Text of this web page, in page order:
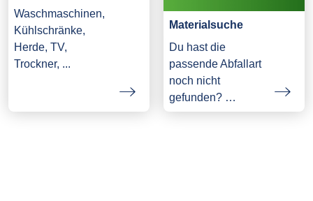
Waschmaschinen,
Kühlschränke,
Herde, TV,
Trockner, ...
Materialsuche
Du hast die
passende Abfallart
noch nicht
gefunden? …